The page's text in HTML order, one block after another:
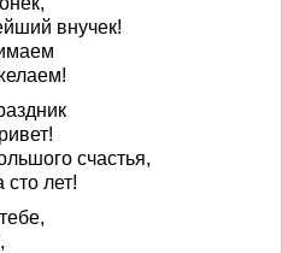
внучек!
счастья,
лет!